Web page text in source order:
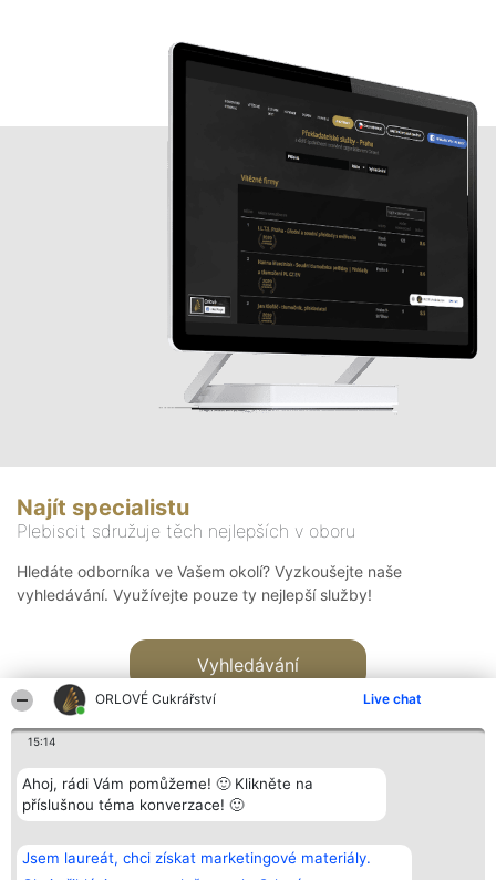
ORLOVÉ Cukrářství Live chat
15:14
Ahoj, rádi Vám pomůžeme! 🙂 Klikněte na
příslušnou téma konverzace! 🙂
Jsem laureát, chci získat marketingové materiály.
Najít specialistu
Plebiscit sdružuje těch nejlepších v oboru
Hledáte odborníka ve Vašem okolí? Vyzkoušejte naše
vyhledávání. Využívejte pouze ty nejlepší služby!
Vyhledávání
Bright Side Solutions sp. z o.
o. sp. k.
ul. Ruska 22
Vítězové
Seznam všech
laureátů
Kontakt